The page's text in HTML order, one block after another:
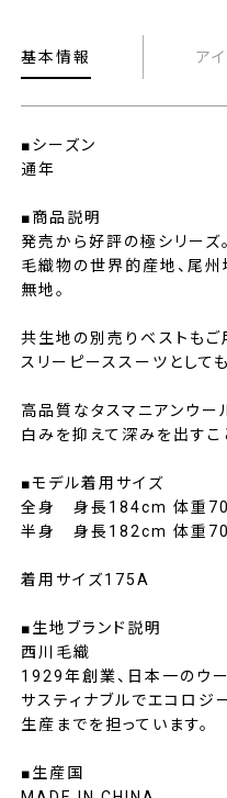
基本情報 ア
■シーズン
通年
■商品説明
発売から好評の極シリーズ。
毛織物の世界的産地、尾
無地。
共生地の別売りベストもご
スリーピーススーツとして
高品質なタスマニアンウー
白みを抑えて深みを出すこ
■モデル着用サイズ
全身 身長184cm 体重
半身 身長182cm 体重
着用サイズ175A
■生地ブランド説明
西川毛織
1929年創業、日本一のウ
サスティナブルでエコロ
生産までを担っています。
■生産国